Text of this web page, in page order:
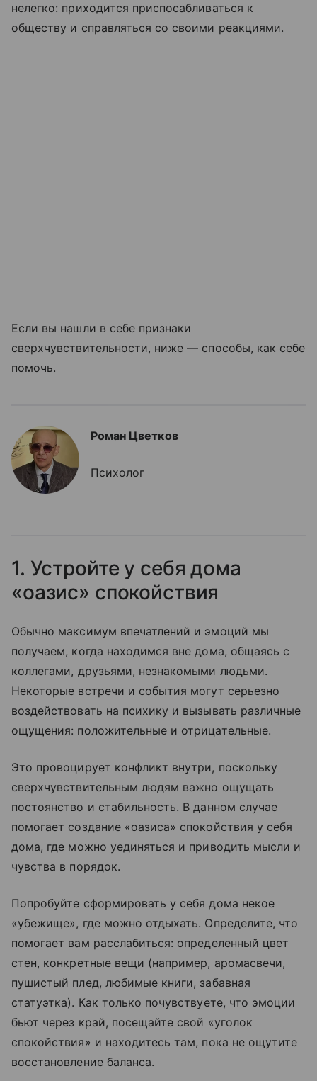
нелегко: приходится приспосабливаться к
обществу и справляться со своими реакциями.
Если вы нашли в себе признаки
сверхчувствительности, ниже — способы, как себе
помочь.
Роман Цветков
Психолог
1. Устройте у себя дома
«оазис» спокойствия
Обычно максимум впечатлений и эмоций мы
получаем, когда находимся вне дома, общаясь с
коллегами, друзьями, незнакомыми людьми.
Некоторые встречи и события могут серьезно
воздействовать на психику и вызывать различные
ощущения: положительные и отрицательные.
Это провоцирует конфликт внутри, поскольку
сверхчувствительным людям важно ощущать
постоянство и стабильность. В данном случае
помогает создание «оазиса» спокойствия у себя
дома, где можно уединяться и приводить мысли и
чувства в порядок.
Попробуйте сформировать у себя дома некое
«убежище», где можно отдыхать. Определите, что
помогает вам расслабиться: определенный цвет
стен, конкретные вещи (например, аромасвечи,
пушистый плед, любимые книги, забавная
статуэтка). Как только почувствуете, что эмоции
бьют через край, посещайте свой «уголок
спокойствия» и находитесь там, пока не ощутите
восстановление баланса.